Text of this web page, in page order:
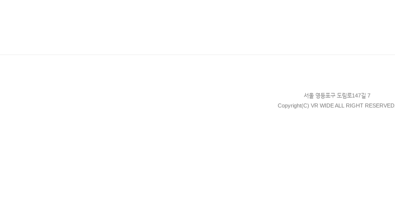
서울 영등포구 도림로147길 7
Copyright(C) VR WIDE ALL RIGHT RESERVED.